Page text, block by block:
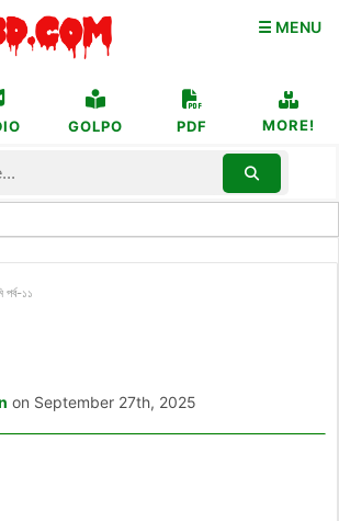
☰ MENU
GOLPO PDF MORE!
পর্ব-১১
on September 27th, 2025